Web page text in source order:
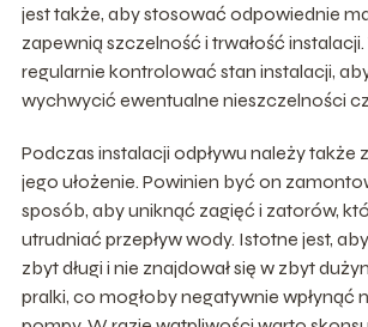
jest także, aby stosować odpowiednie
zapewnią szczelność i trwałość
regularnie kontrolować stan instalacji,
wychwycić ewentualne nieszczelności
Podczas instalacji odpływu należy także
jego ułożenie. Powinien być on
sposób, aby uniknąć zagięć i zatorów,
utrudniać przepływ wody. Istotne jest,
zbyt długi i nie znajdował się w zbyt
pralki, co mogłoby negatywnie wpłynąć